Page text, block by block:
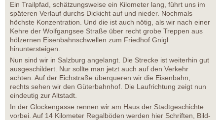
Ein Trailpfad, schätzungsweise ein Kilometer lang, führt uns im
späteren Verlauf durchs Dickicht auf und nieder. Nochmals
höchste Konzentration. Und die ist auch nötig, als wir nach einer
Kehre der Wolfgangsee Straße über recht grobe Treppen aus
hölzernen Eisenbahnschwellen zum Friedhof Gnigl
hinuntersteigen.
Nun sind wir in Salzburg angelangt. Die Strecke ist weiterhin gut
ausgeschildert. Nur sollte man jetzt auch auf den Verkehr
achten. Auf der Eichstraße überqueren wir die Eisenbahn,
rechts sehen wir den Güterbahnhof. Die Laufrichtung zeigt nun
eindeutig zur Altstadt.
In der Glockengasse rennen wir am Haus der Stadtgeschichte
vorbei. Auf 14 Kilometer Regalböden werden hier Schriften, Bild-